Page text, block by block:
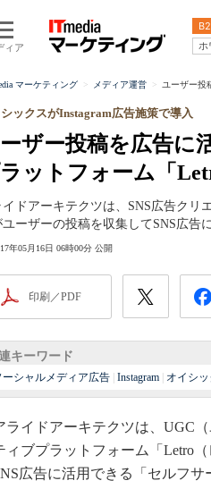
ィア
ホ
マーケティング メディア運営 ユーザー投
ザー投稿を広告に
ットフォーム「
ックスがInstagram広告施策で導入
イドアーキテクツは、SNS広告クリ
ーザーの投稿を収集してSNS広告
年05月16日 06時00分 公開
印刷／PDF
キーワード
ーシャルメディア広告 Instagram オイシ
イドアーキテクツは、UGC
ィブプラットフォーム「Letro
広告に活用できる「セルフサ